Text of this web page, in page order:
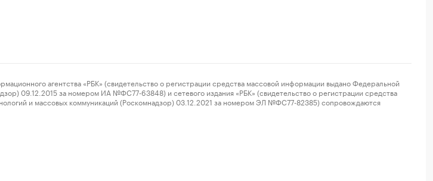
агентства «РБК» (свидетельство о регистрации средства массовой информации выдано Федеральной
09.12.2015 за номером ИА №ФС77-63848) и сетевого издания «РБК» (свидетельство о регистрации средства
и массовых коммуникаций (Роскомнадзор) 03.12.2021 за номером ЭЛ №ФС77-82385) сопровождаются